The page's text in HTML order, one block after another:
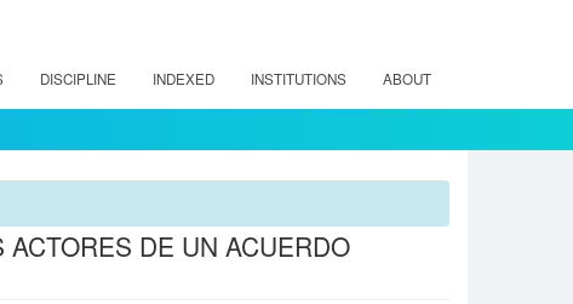
DISCIPLINE INDEXED INSTITUTIONS ABOUT
DE UN ACUERDO